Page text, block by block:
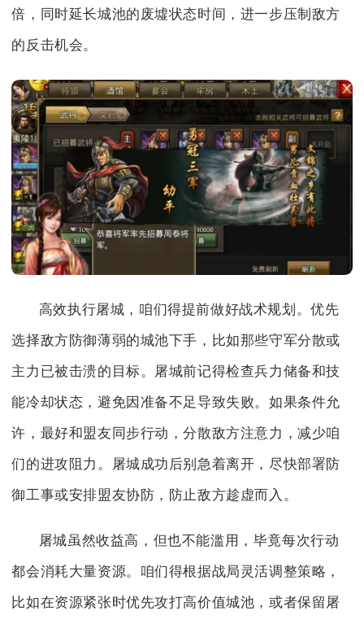
倍，同时延长城池的废墟状态时间，进一步压制敌方
的反击机会。
高效执行屠城，咱们得提前做好战术规划。优先
选择敌方防御薄弱的城池下手，比如那些守军分散或
主力已被击溃的目标。屠城前记得检查兵力储备和技
能冷却状态，避免因准备不足导致失败。如果条件允
许，最好和盟友同步行动，分散敌方注意力，减少咱
们的进攻阻力。屠城成功后别急着离开，尽快部署防
御工事或安排盟友协防，防止敌方趁虚而入。
屠城虽然收益高，但也不能滥用，毕竟每次行动
都会消耗大量资源。咱们得根据战局灵活调整策略，
比如在资源紧张时优先攻打高价值城池，或者保留屠